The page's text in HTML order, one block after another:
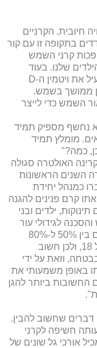
חיובית. הקרניים
בתקופה זו עם קור
קרני השמש
שלנו. בעוד
שהם זקוקים לחשיפה לשמש על מנת להפעיל את ויטמין ה-D
ממושך בשמש.
דקות ביום לאור השמש כדי לייצר
נחשף מספיק תמיד
מומלץ תמיד
כמה?"
האולטרה סגולה
השנים הראשונות
כמנהל יחידת
קרם פנינים להגנה
ילדים ובני
לגידולי עור
בשנים מאוחרות יותר. "רוב הילדים צוברים בין 50% ל-80%
מהחשיפה לשמש בחייהם לפני הגיעם לגיל 18, ולכן חשוב
וזאת על ידי
באופן משמעותי את
ביותר להגן
דברים שחשוב להבין.
חשיפה לקרני
אורכי גל שונים של